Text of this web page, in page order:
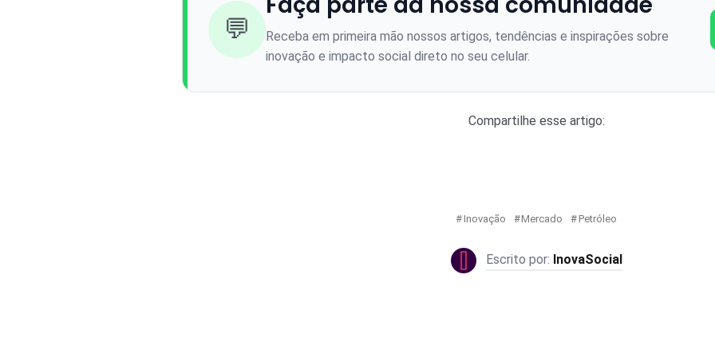
💬
Receba em primeira mão nossos artigos, tendências e inspirações sobre
inovação e impacto social direto no seu celular.
Compartilhe esse artigo:
Inovação Mercado Petróleo
InovaSocial